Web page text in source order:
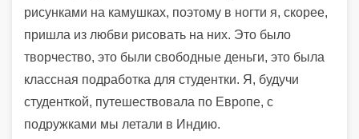
рисунками на камушках, поэтому в ногти я, скорее,
пришла из любви рисовать на них. Это было
творчество, это были свободные деньги, это была
классная подработка для студентки. Я, будучи
студенткой, путешествовала по Европе, с
подружками мы летали в Индию.